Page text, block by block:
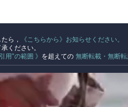
ら，
《こちらから》お知らせください。
ください。
用"の範囲 》 を超えての 無断転載・無断